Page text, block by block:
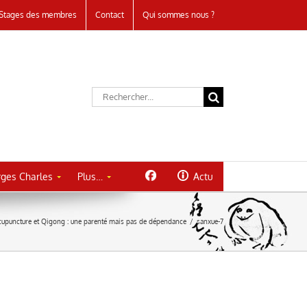
des membres Contact Qui sommes nous ?
Rechercher:
Charles Plus… Actu
et Qigong : une parenté mais pas de dépendance / sanxue-7